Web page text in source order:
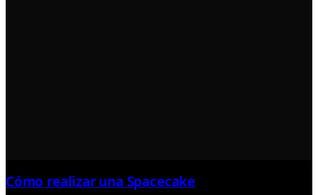
Cómo realizar una Spacecake